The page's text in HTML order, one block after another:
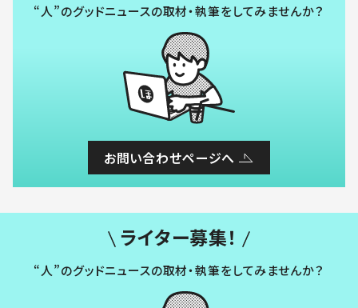
“人”のグッドニュースの取材・執筆をしてみませんか？
お問い合わせページへ
ライター募集！
“人”のグッドニュースの取材・執筆をしてみませんか？